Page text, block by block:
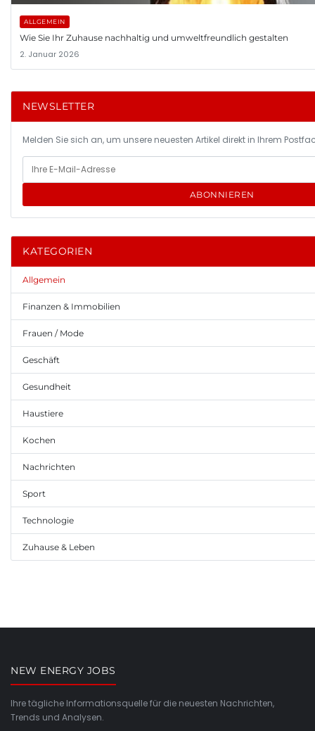
ALLGEMEIN
Wie Sie Ihr Zuhause nachhaltig und umweltfreundlich gestalten
2. Januar 2026
NEWSLETTER
Melden Sie sich an, um unsere neuesten Artikel direkt in Ihrem
ABONNIEREN
KATEGORIEN
Allgemein
Finanzen & Immobilien
Frauen / Mode
Geschäft
Gesundheit
Haustiere
Kochen
Nachrichten
Sport
Technologie
Zuhause & Leben
NEW ENERGY JOBS
Ihre tägliche Informationsquelle für die neuesten Nachrichten,
Trends und Analysen.